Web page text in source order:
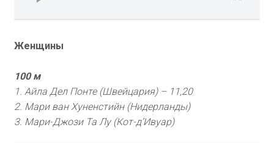
Женщины
100 м
1. Айла Дел Понте (Швейцария) – 11,20
2. Мари ван Хуненстийн (Нидерланды)
3. Мари-Джози Та Лу (Кот-д’Ивуар)